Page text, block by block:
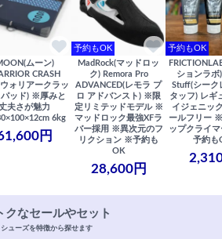
ムーン)
CRASH
ウォリアークラッ
パッド) ※厚みと
夫さが魅力
6kg
円
予約もOK
MadRock(マッドロッ
ク) Remora Pro
ADVANCED(レモラ プ
ロ アドバンスト) ※限
定リミテッドモデル ※
マッドロック最強XFラ
バー採用 ※異次元のフ
リクション ※予約も
OK
28,600円
予約もOK
ションラボ
Stuff(シーク
タッフ) レギ
イジェニッ
ールフリー
ップクライ
予約も
クなセールやセット
シューズを特徴から探せます